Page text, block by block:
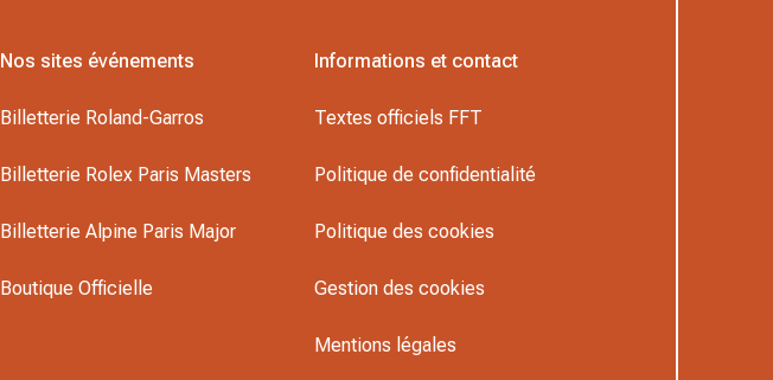
Nos sites événements
Billetterie Roland-Garros
Billetterie Rolex Paris Masters
Billetterie Alpine Paris Major
Boutique Officielle
Informations et contact
Textes officiels FFT
Politique de confidentialité
Politique des cookies
Gestion des cookies
Mentions légales